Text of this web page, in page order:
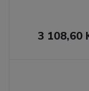
3 108,60